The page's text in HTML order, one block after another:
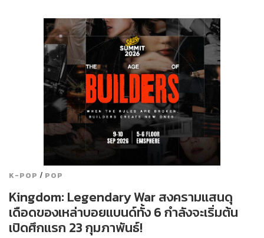
K-POP / POP
Kingdom: Legendary War สงครามแสนดุ
เดือดของเหล่าบอยแบนด์ทั้ง 6 กำลังจะเริ่มต้น
เปิดศึกแรก 23 กุมภาพันธ์!